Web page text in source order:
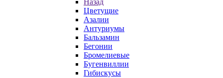
Цветущие
Азалии
Антуриумы
Бальзамин
Бегонии
Бромелиевые
Бугенвиллии
Гибискусы